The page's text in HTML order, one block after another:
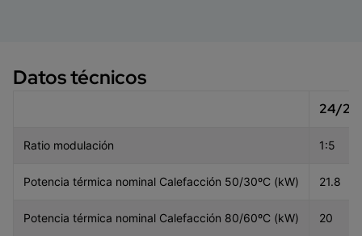
Datos técnicos
24/
Ratio modulación 1:5
Potencia térmica nominal Calefacción 50/30ºC (kW) 21.8
Potencia térmica nominal Calefacción 80/60ºC (kW) 20